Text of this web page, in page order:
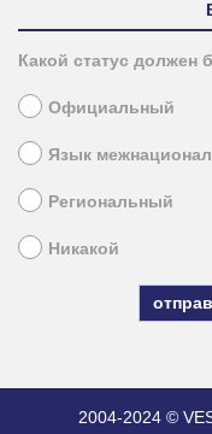
Какой статус должен
Официальный
Язык
Региональный
Никакой
2004-2024 ©